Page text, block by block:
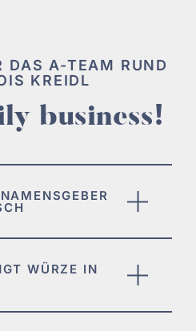
DAS A-TEAM RUND
KREIDL
business!
WÜRZE IN